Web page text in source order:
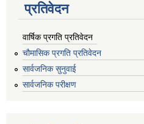
प्रतिवेदन
वार्षिक प्रगति प्रतिवेदन
चौमासिक प्रगति प्रतिवेदन
सार्वजनिक सुनुवाई
सार्वजनिक परीक्षण